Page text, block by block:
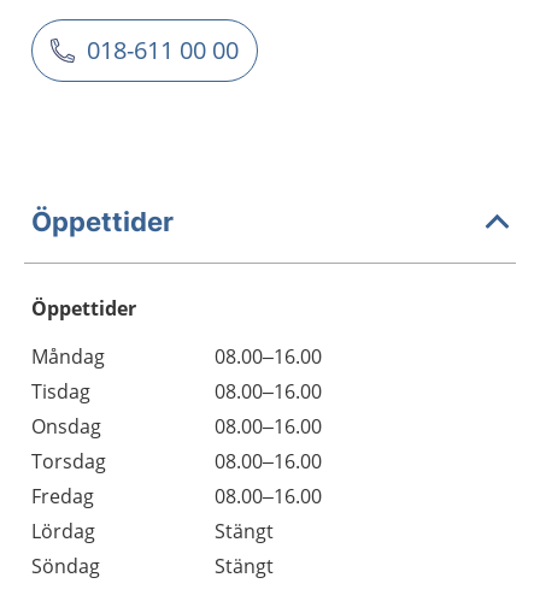
018-611 00 00
Öppettider
Öppettider
Dag
Öppettider
Kommentarer
Måndag
08.00–16.00
Tisdag
08.00–16.00
Onsdag
08.00–16.00
Torsdag
08.00–16.00
Fredag
08.00–16.00
Lördag
Stängt
Söndag
Stängt